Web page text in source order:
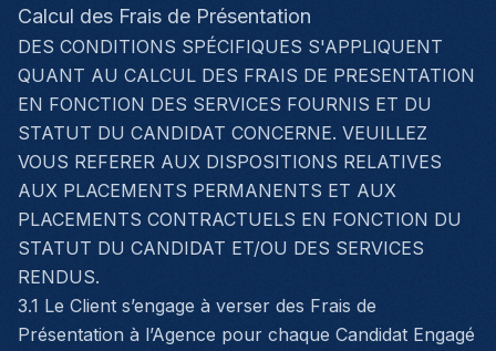
Calcul des Frais de Présentation
DES CONDITIONS SPÉCIFIQUES S'APPLIQUENT
QUANT AU CALCUL DES FRAIS DE PRESENTATION
EN FONCTION DES SERVICES FOURNIS ET DU
STATUT DU CANDIDAT CONCERNE. VEUILLEZ
VOUS REFERER AUX DISPOSITIONS RELATIVES
AUX PLACEMENTS PERMANENTS ET AUX
PLACEMENTS CONTRACTUELS EN FONCTION DU
STATUT DU CANDIDAT ET/OU DES SERVICES
RENDUS.
3.1 Le Client s’engage à verser des Frais de
Présentation à l’Agence pour chaque Candidat Engagé